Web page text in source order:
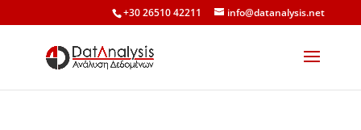
+30 26510 42211 info@datanalysis.net